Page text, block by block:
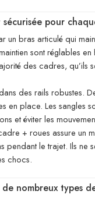
pour
un bras articulé qui
sont réglables en
des cadres, qu’ils
des rails robustes.
en place. Les sangles
et éviter les
+ roues assure un
pendant le trajet. Ils ne
chocs.
nombreux types